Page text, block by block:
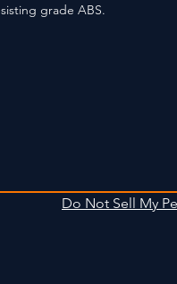
grade ABS.
Do Not Sell My